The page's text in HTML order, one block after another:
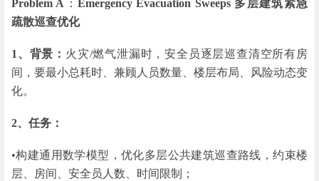
Problem A ：Emergency Evacuation Sweeps 多层建筑紧急
疏散巡查优化
1、背景： 火灾/燃气泄漏时，安全员逐层巡查清空所有房
间，要最小总耗时、兼顾人员数量、楼层布局、风险动态变
化。
2、任务：
•构建通用数学模型，优化多层公共建筑巡查路线，约束楼
层、房间、安全员人数、时间限制；